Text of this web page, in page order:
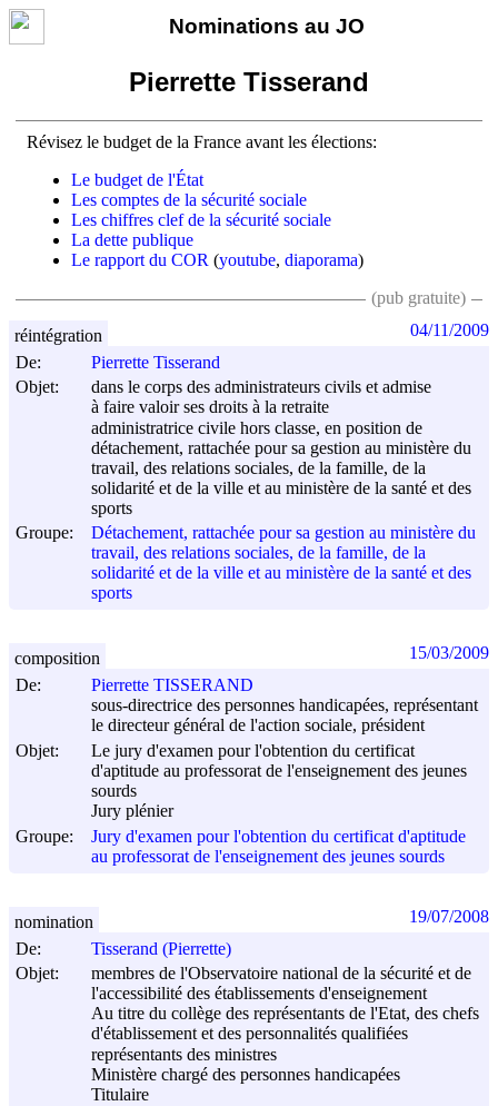
Nominations au JO
Pierrette Tisserand
Révisez le budget de la France avant les élections:
Le budget de l'État
Les comptes de la sécurité sociale
Les chiffres clef de la sécurité sociale
La dette publique
Le rapport du COR (youtube, diaporama)
(pub gratuite)
De:
Pierrette Tisserand
Objet:
dans le corps des administrateurs civils et admise
à faire valoir ses droits à la retraite
administratrice civile hors classe, en position de
détachement, rattachée pour sa gestion au ministère du
travail, des relations sociales, de la famille, de la
solidarité et de la ville et au ministère de la santé et des
sports
Groupe:
Détachement, rattachée pour sa gestion au ministère du
travail, des relations sociales, de la famille, de la
solidarité et de la ville et au ministère de la santé et des
sports
réintégration 04/11/2009
De:
Pierrette TISSERAND
sous-directrice des personnes handicapées, représentant
le directeur général de l'action sociale, président
Objet:
Le jury d'examen pour l'obtention du certificat
d'aptitude au professorat de l'enseignement des jeunes
sourds
Jury plénier
Groupe:
Jury d'examen pour l'obtention du certificat d'aptitude
au professorat de l'enseignement des jeunes sourds
composition 15/03/2009
De:
Tisserand (Pierrette)
Objet:
membres de l'Observatoire national de la sécurité et de
l'accessibilité des établissements d'enseignement
Au titre du collège des représentants de l'Etat, des chefs
d'établissement et des personnalités qualifiées
représentants des ministres
Ministère chargé des personnes handicapées
Titulaire
nomination 19/07/2008